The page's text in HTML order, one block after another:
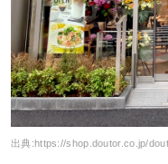
出典:https://shop.doutor.co.jp/